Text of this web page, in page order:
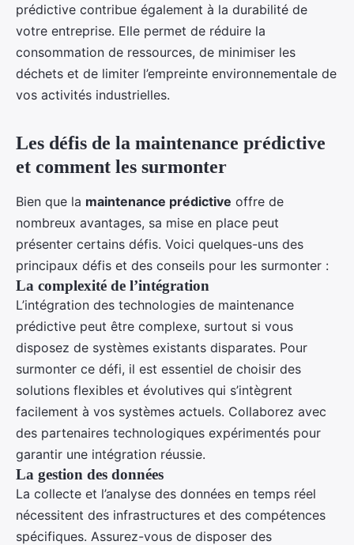
prédictive contribue également à la durabilité de
votre entreprise. Elle permet de réduire la
consommation de ressources, de minimiser les
déchets et de limiter l’empreinte environnementale de
vos activités industrielles.
Les défis de la maintenance prédictive
et comment les surmonter
Bien que la maintenance prédictive offre de
nombreux avantages, sa mise en place peut
présenter certains défis. Voici quelques-uns des
principaux défis et des conseils pour les surmonter :
La complexité de l’intégration
L’intégration des technologies de maintenance
prédictive peut être complexe, surtout si vous
disposez de systèmes existants disparates. Pour
surmonter ce défi, il est essentiel de choisir des
solutions flexibles et évolutives qui s’intègrent
facilement à vos systèmes actuels. Collaborez avec
des partenaires technologiques expérimentés pour
garantir une intégration réussie.
La gestion des données
La collecte et l’analyse des données en temps réel
nécessitent des infrastructures et des compétences
spécifiques. Assurez-vous de disposer des